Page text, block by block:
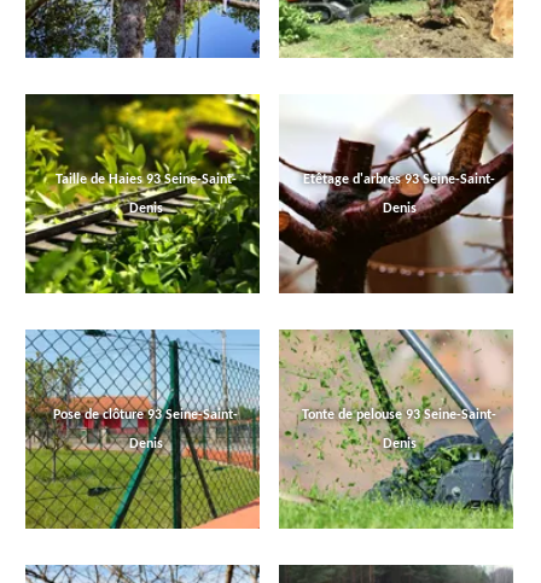
Taille de Haies 93 Seine-Saint-
Denis
Etêtage d'arbres 93 Seine-Saint-
Denis
Pose de clôture 93 Seine-Saint-
Denis
Tonte de pelouse 93 Seine-Saint-
Denis